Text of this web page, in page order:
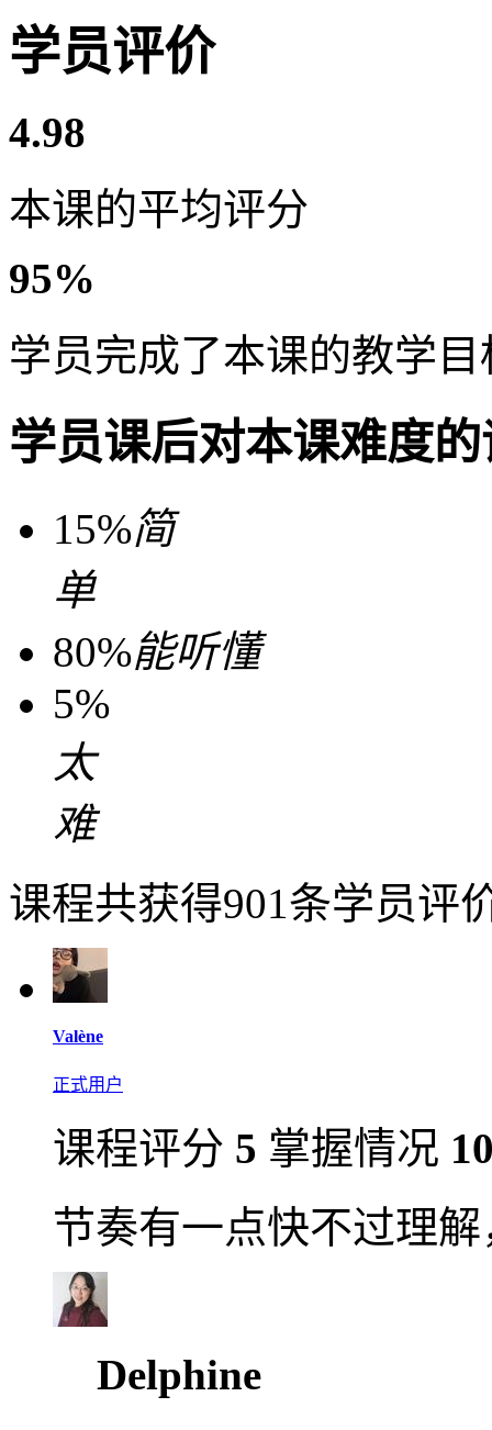
学员评价
4.98
本课的平均评分
95%
学员完成了本课的教学目
学员课后对本课难度
15%简
单
80%能听懂
5%
太
难
课程共获得901条学员评
Valène
正式用户
课程评分 5 掌握情况
节奏有一点快不过理
Delphine